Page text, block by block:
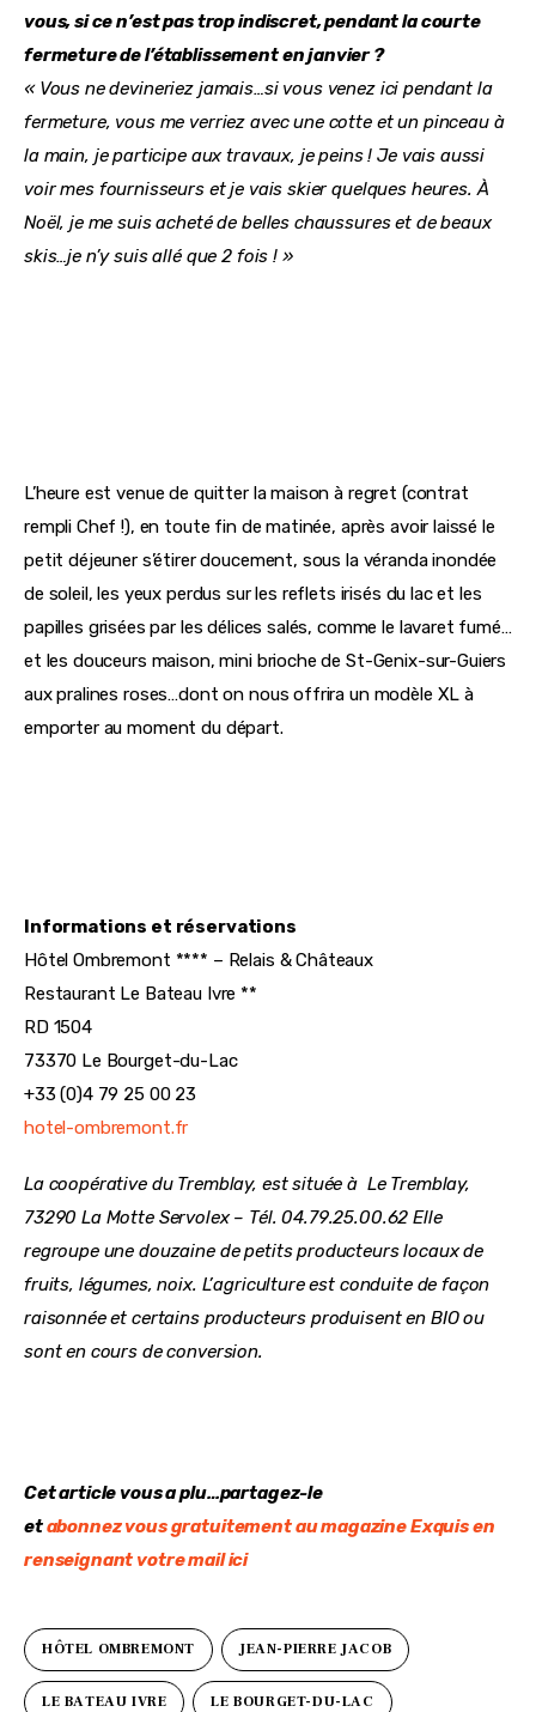
vous, si ce n’est pas trop indiscret, pendant la courte
fermeture de l’établissement en janvier ?
« Vous ne devineriez jamais…si vous venez ici pendant la
fermeture, vous me verriez avec une cotte et un pinceau à
la main, je participe aux travaux, je peins ! Je vais aussi
voir mes fournisseurs et je vais skier quelques heures. À
Noël, je me suis acheté de belles chaussures et de beaux
skis…je n’y suis allé que 2 fois ! »
L’heure est venue de quitter la maison à regret (contrat
rempli Chef !), en toute fin de matinée, après avoir laissé le
petit déjeuner s’étirer doucement, sous la véranda inondée
de soleil, les yeux perdus sur les reflets irisés du lac et les
papilles grisées par les délices salés, comme le lavaret fumé…
et les douceurs maison, mini brioche de St-Genix-sur-Guiers
aux pralines roses…dont on nous offrira un modèle XL à
emporter au moment du départ.
Informations et réservations
Hôtel Ombremont **** – Relais & Châteaux
Restaurant Le Bateau Ivre **
RD 1504
73370 Le Bourget-du-Lac
+33 (0)4 79 25 00 23
hotel-ombremont.fr
La coopérative du Tremblay, est située à  Le Tremblay,
73290 La Motte Servolex – Tél. 04.79.25.00.62 Elle
regroupe une douzaine de petits producteurs locaux de
fruits, légumes, noix. L’agriculture est conduite de façon
raisonnée et certains producteurs produisent en BIO ou
sont en cours de conversion.
Cet article vous a plu…partagez-le
et abonnez vous gratuitement au magazine Exquis en
renseignant votre mail ici
HÔTEL OMBREMONT JEAN-PIERRE JACOB
LE BATEAU IVRE LE BOURGET-DU-LAC